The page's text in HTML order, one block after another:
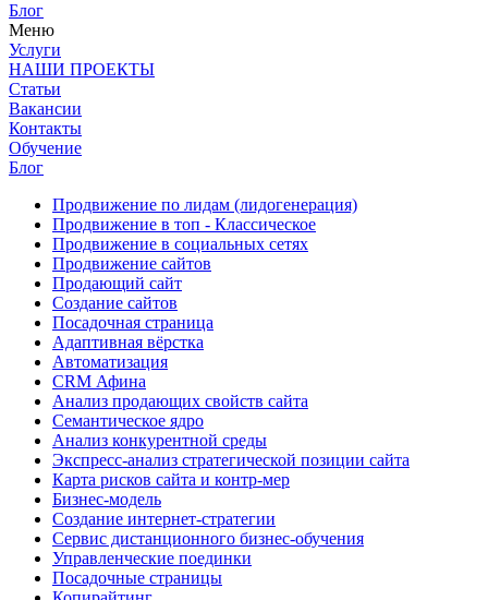
Блог
Меню
Услуги
НАШИ ПРОЕКТЫ
Статьи
Вакансии
Контакты
Обучение
Блог
Продвижение по лидам (лидогенерация)
Продвижение в топ - Классическое
Продвижение в социальных сетях
Продвижение сайтов
Продающий сайт
Создание сайтов
Посадочная страница
Адаптивная вёрстка
Автоматизация
CRM Афина
Анализ продающих свойств сайта
Семантическое ядро
Анализ конкурентной среды
Экспресс-анализ стратегической позиции сайта
Карта рисков сайта и контр-мер
Бизнес-модель
Создание интернет-стратегии
Сервис дистанционного бизнес-обучения
Управленческие поединки
Посадочные страницы